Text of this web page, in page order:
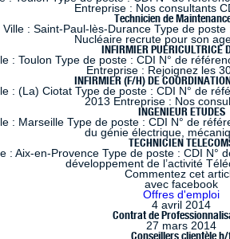
Entreprise : Nos consultants
Technicien de
: Saint-Paul-lès-Durance Type de
Nucléaire recrute pour son
INFIRMIER PUÉRICULTRICE
: Toulon Type de poste : CDI N° de
Entreprise : Rejoignez les
INFIRMIER (F/H) DE
: (La) Ciotat Type de poste : CDI N° de
2013 Entreprise : Nos
INGENIEUR ETUDES
: Marseille Type de poste : CDI N° de
du génie électrique,
TECHNICIEN
: Aix-en-Provence Type de poste : CDI
développement de l’activité
Commentez cet
avec facebook
Offres d'emploi
4 avril 2014
Contrat de
27 mars 2014
Conseillers clientèle